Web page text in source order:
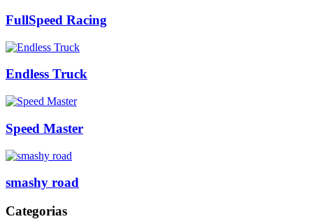
FullSpeed Racing
Endless Truck
Speed Master
smashy road
Categorias